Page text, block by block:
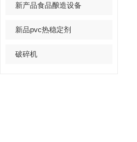
新产品食品酿造设备
新品pvc热稳定剂
破碎机